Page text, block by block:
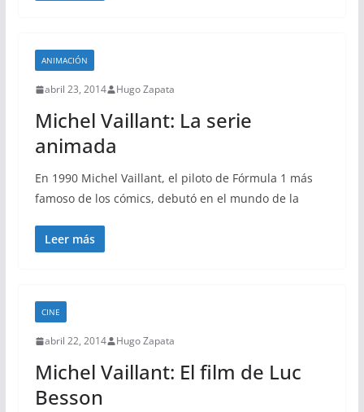
ANIMACIÓN
abril 23, 2014 Hugo Zapata
Michel Vaillant: La serie
animada
En 1990 Michel Vaillant, el piloto de Fórmula 1 más
famoso de los cómics, debutó en el mundo de la
Leer más
CINE
abril 22, 2014 Hugo Zapata
Michel Vaillant: El film de Luc
Besson